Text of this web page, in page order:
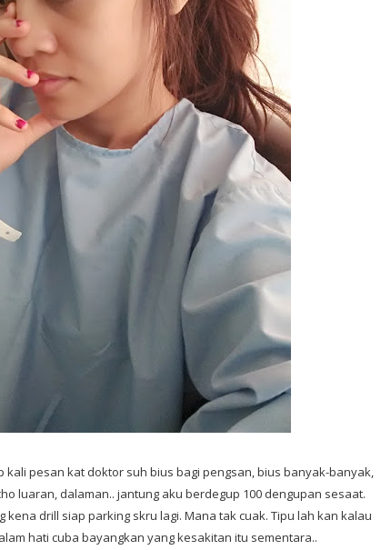
kali pesan kat doktor suh bius bagi pengsan, bius banyak-banyak,
luaran, dalaman.. jantung aku berdegup 100 dengupan sesaat.
drill siap parking skru lagi. Mana tak cuak. Tipu lah kan kalau
hati cuba bayangkan yang kesakitan itu sementara..